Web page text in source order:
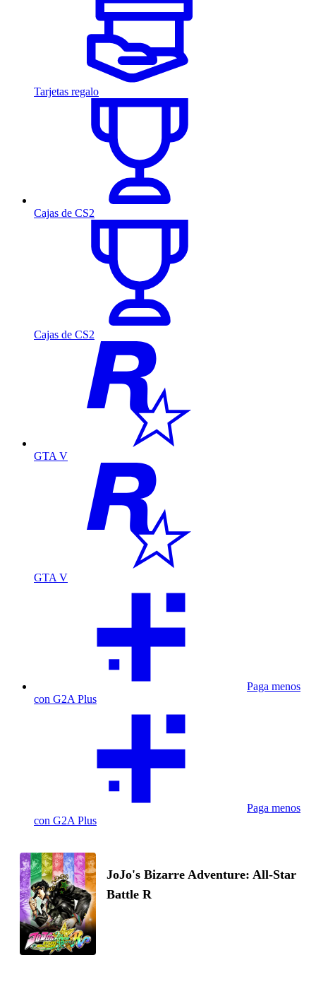
Tarjetas regalo
Cajas de CS2
Cajas de CS2
GTA V
GTA V
Paga menos
con G2A Plus
Paga menos
con G2A Plus
JoJo's Bizarre Adventure: All-Star
Battle R